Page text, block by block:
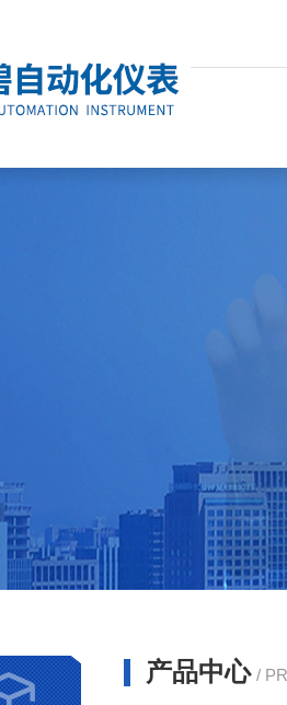
产品中心 /